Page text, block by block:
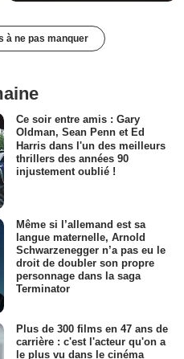
à ne pas manquer
Ce soir entre amis : Gary
Oldman, Sean Penn et Ed
Harris dans l'un des meilleurs
thrillers des années 90
injustement oublié !
Même si l’allemand est sa
langue maternelle, Arnold
Schwarzenegger n’a pas eu le
droit de doubler son propre
personnage dans la saga
Terminator
Plus de 300 films en 47 ans de
carrière : c'est l'acteur qu'on a
le plus vu dans le cinéma